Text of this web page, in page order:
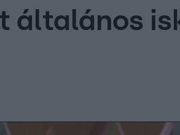
általános